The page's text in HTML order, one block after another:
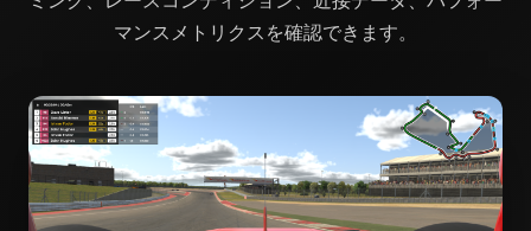
マンスメトリクスを確認できます。